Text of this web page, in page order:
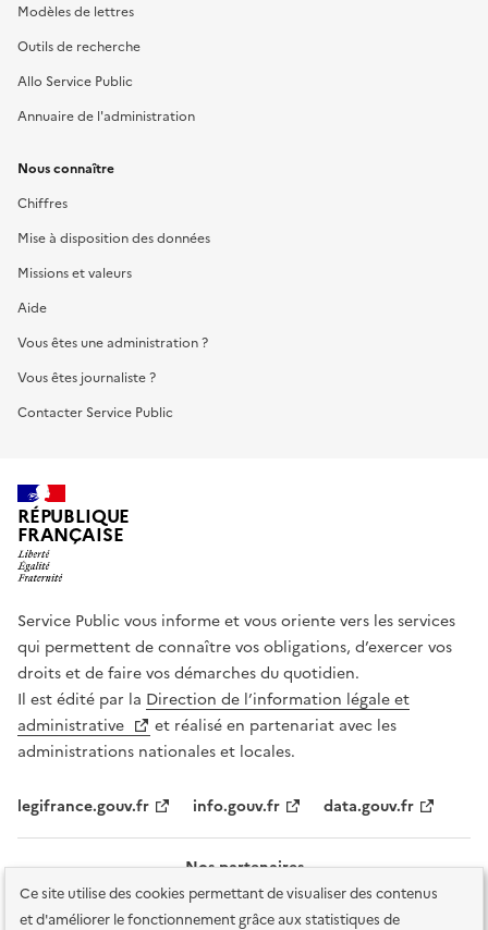
Ce site utilise des cookies permettant de visualiser des contenus
et d'améliorer le fonctionnement grâce aux statistiques de
Modèles de lettres
Outils de recherche
Allo Service Public
Annuaire de l'administration
Nous connaître
Chiffres
Mise à disposition des données
Missions et valeurs
Aide
Vous êtes une administration ?
Vous êtes journaliste ?
Contacter Service Public
RÉPUBLIQUE
FRANÇAISE
Service Public vous informe et vous oriente vers les services
qui permettent de connaître vos obligations, d’exercer vos
droits et de faire vos démarches du quotidien.
Il est édité par la Direction de l’information légale et
administrative
et réalisé en partenariat avec les
administrations nationales et locales.
legifrance.gouv.fr info.gouv.fr data.gouv.fr
Nos partenaires